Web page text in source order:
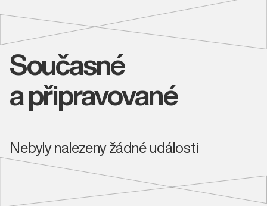
Současné
a připravované
Nebyly nalezeny žádné události